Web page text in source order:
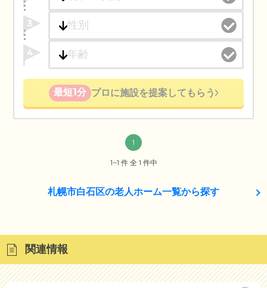
3
4
最短1分 プロに施設を提案してもらう
1
1~1 件 全 1 件中
札幌市白石区の老人ホーム一覧から探す
関連情報